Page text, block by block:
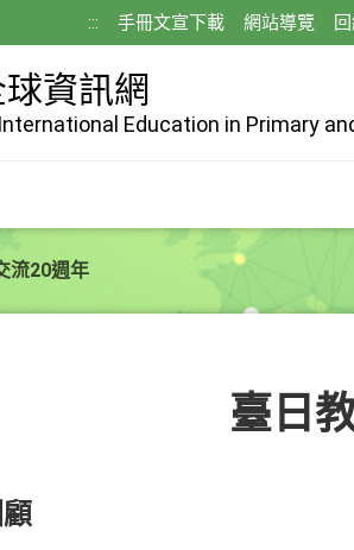
::: 手冊文宣下載 網站導覽
資訊網
Education in Primary
流20週年
臺日